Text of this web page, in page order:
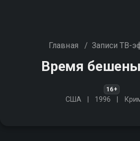
Главная / Записи ТВ-
Время
16+
США 1996